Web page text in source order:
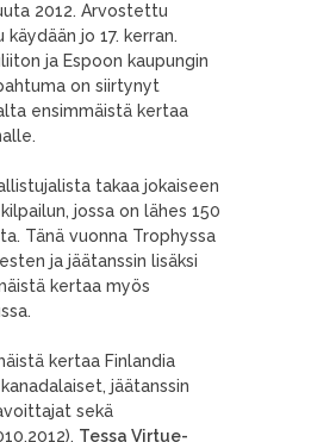
2012. Arvostettu
käydään jo 17. kerran.
ja Espoon kaupungin
on siirtynyt
ensimmäistä kertaa
takaa jokaiseen
jossa on lähes 150
Tänä vuonna Trophyssa
ja jäätanssin lisäksi
kertaa myös
kertaa Finlandia
jäätanssin
sekä
Tessa Virtue-